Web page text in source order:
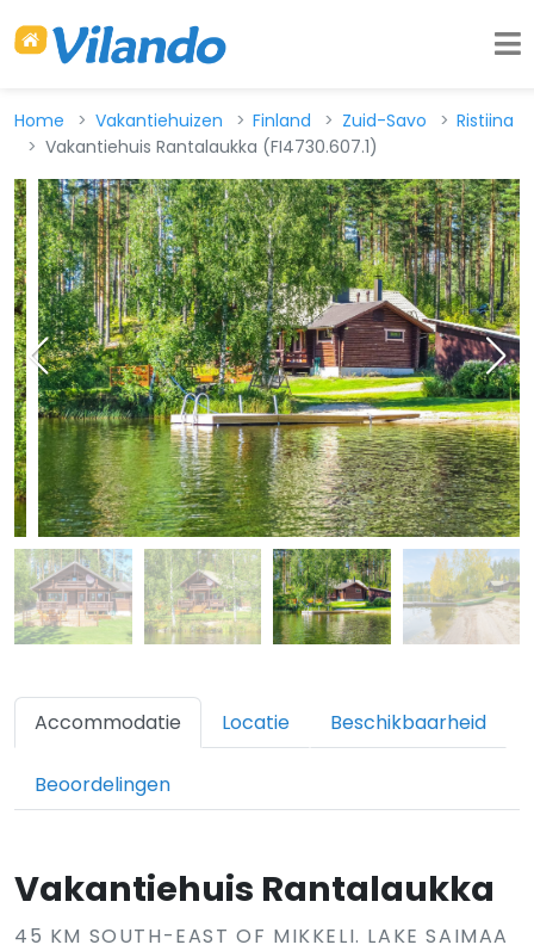
Home Vakantiehuizen Finland Zuid-Savo
Ristiina
Vakantiehuis Rantalaukka (FI4730.607.1)
Accommodatie Locatie Beschikbaarheid
Beoordelingen
Vakantiehuis Rantalaukka
45 KM SOUTH-EAST OF MIKKELI. LAKE SAIMAA